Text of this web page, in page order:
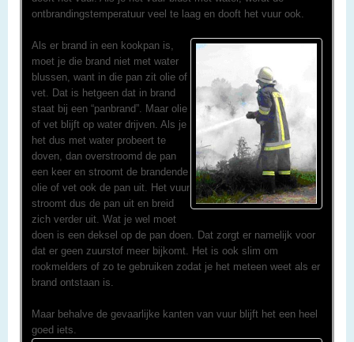
ontbrandingstemperatuur veel te laag en dooft het vuur ook.
Als er brand in een kookpan is,
moet je die brand niet met water
blussen, want in die pan zit olie of
vet. Dat is hetgeen dat in brand
staat bij een “panbrand”. Maar olie
of vet blijft op water drijven. Als je
het dus met water probeert te
doven, dan overstroomd de pan
een keer en stroomt de brandende
olie of vet ook de pan uit. Het vuur
stroomt dus de pan uit en breid
zich verder uit. Wat je wel moet
doen is een deksel op de pan doen. Dat zorgt er namelijk voor
dat er geen zuurstof meer bijkomt. Het is ook slim om
rookmelders of zo te gebruiken zodat je het meteen weet als er
brand ontstaan is.
Maar behalve de gevaarlijke kanten van vuur blijft het een heel
goed iets.